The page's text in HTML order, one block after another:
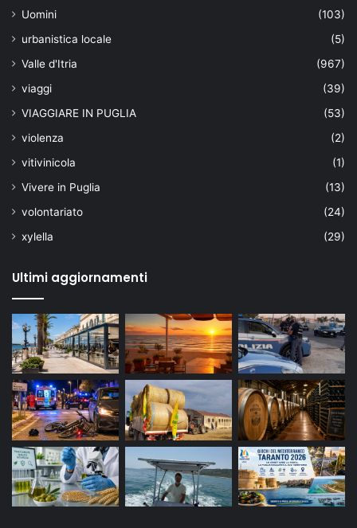
Uomini
(103)
urbanistica locale
(5)
Valle d'Itria
(967)
viaggi
(39)
VIAGGIARE IN PUGLIA
(53)
violenza
(2)
vitivinicola
(1)
Vivere in Puglia
(13)
volontariato
(24)
xylella
(29)
Ultimi aggiornamenti